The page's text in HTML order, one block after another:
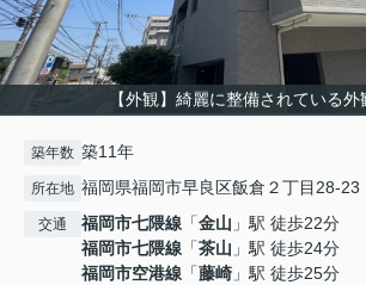
【外観】綺麗に整備されている
築年数 築11年
所在地 福岡県福岡市早良区飯倉２丁目28-23
交通 福岡市七隈線 「金山 」駅 徒歩22分
福岡市七隈線 「茶山 」駅 徒歩24分
福岡市空港線 「藤崎 」駅 徒歩25分